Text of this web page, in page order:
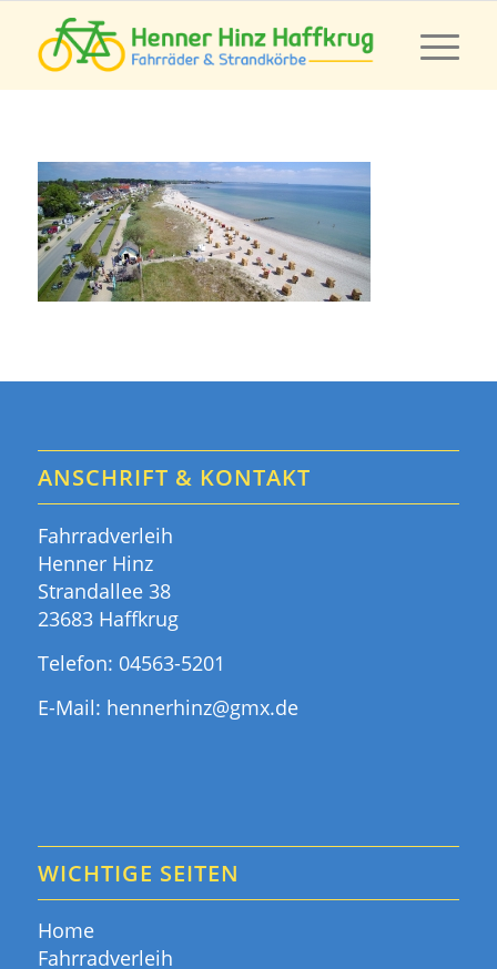
ANSCHRIFT & KONTAKT
Fahrradverleih
Henner Hinz
Strandallee 38
23683 Haffkrug
Telefon: 04563-5201
E-Mail: hennerhinz@gmx.de
WICHTIGE SEITEN
Home
Fahrradverleih